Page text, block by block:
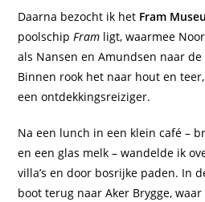
Daarna bezocht ik het Fram
poolschipFram ligt, waarmee
als Nansen en Amundsen naar
Binnen rook het naar hout en
een ontdekkingsreiziger.
Na een lunch in een klein café –
en een glas melk – wandelde ik
villa’s en door bosrijke paden. In
boot terug naar Aker Brygge,